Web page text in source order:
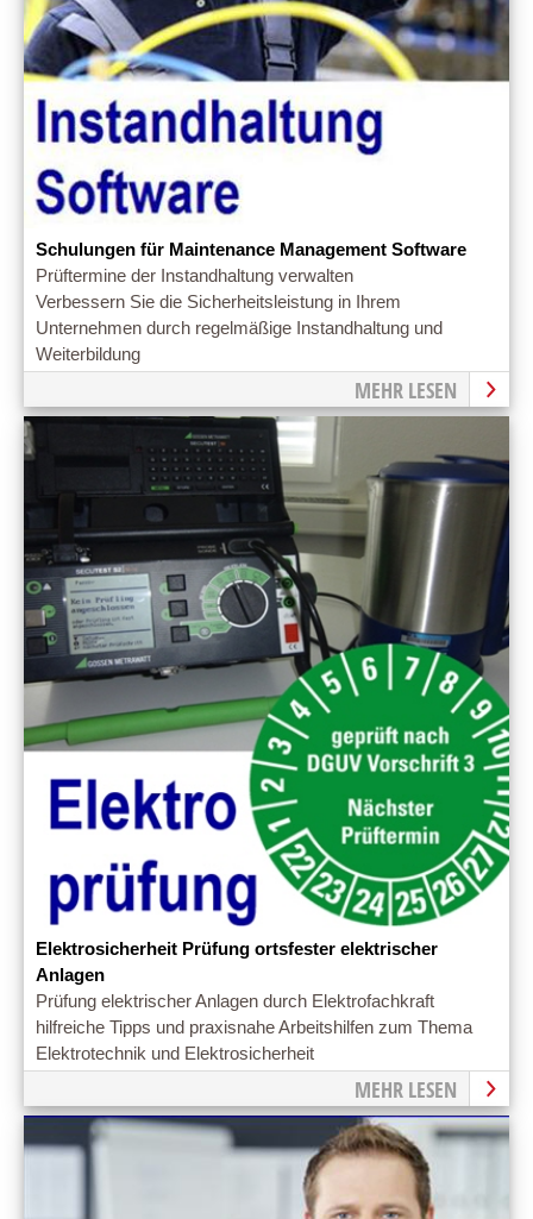
Schulungen für Maintenance Management Software
Prüftermine der Instandhaltung verwalten
Verbessern Sie die Sicherheitsleistung in Ihrem
Unternehmen durch regelmäßige Instandhaltung und
Weiterbildung
MEHR LESEN
Elektrosicherheit Prüfung ortsfester elektrischer
Anlagen
Prüfung elektrischer Anlagen durch Elektrofachkraft
hilfreiche Tipps und praxisnahe Arbeitshilfen zum Thema
Elektrotechnik und Elektrosicherheit
MEHR LESEN